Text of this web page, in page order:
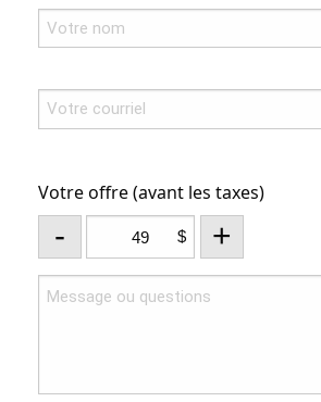
Votre offre (avant les taxes)
- $ +